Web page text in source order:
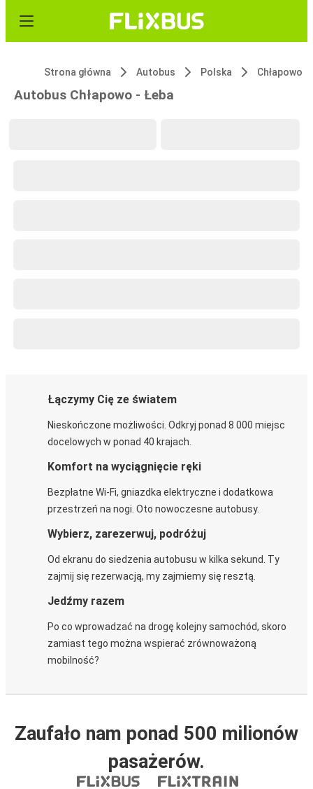
Strona główna Autobus Polska Chłapowo
Autobus Chłapowo - Łeba
Łączymy Cię ze światem
Nieskończone możliwości. Odkryj ponad 8 000 miejsc
docelowych w ponad 40 krajach.
Komfort na wyciągnięcie ręki
Bezpłatne Wi-Fi, gniazdka elektryczne i dodatkowa
przestrzeń na nogi. Oto nowoczesne autobusy.
Wybierz, zarezerwuj, podróżuj
Od ekranu do siedzenia autobusu w kilka sekund. Ty
zajmij się rezerwacją, my zajmiemy się resztą.
Jedźmy razem
Po co wprowadzać na drogę kolejny samochód, skoro
zamiast tego można wspierać zrównoważoną
mobilność?
Zaufało nam ponad 500 milionów
pasażerów.